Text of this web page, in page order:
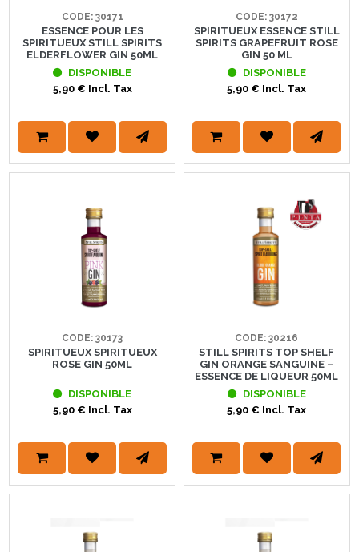
CODE: 30171
ESSENCE POUR LES
SPIRITUEUX STILL SPIRITS
ELDERFLOWER GIN 50ML
DISPONIBLE
5,90 € Incl. Tax
CODE: 30172
SPIRITUEUX ESSENCE STILL
SPIRITS GRAPEFRUIT ROSE
GIN 50 ML
DISPONIBLE
5,90 € Incl. Tax
CODE: 30173
SPIRITUEUX SPIRITUEUX
ROSE GIN 50ML
DISPONIBLE
5,90 € Incl. Tax
CODE: 30216
STILL SPIRITS TOP SHELF
GIN ORANGE SANGUINE –
ESSENCE DE LIQUEUR 50ML
DISPONIBLE
5,90 € Incl. Tax